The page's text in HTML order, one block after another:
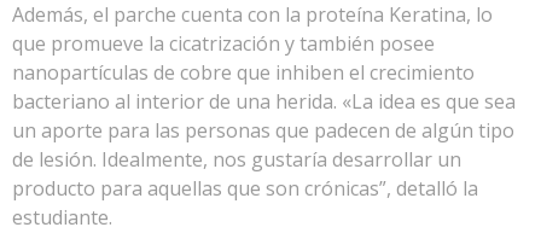
Además, el parche cuenta con la proteína Keratina, lo
que promueve la cicatrización y también posee
nanopartículas de cobre que inhiben el crecimiento
bacteriano al interior de una herida. «La idea es que sea
un aporte para las personas que padecen de algún tipo
de lesión. Idealmente, nos gustaría desarrollar un
producto para aquellas que son crónicas”, detalló la
estudiante.